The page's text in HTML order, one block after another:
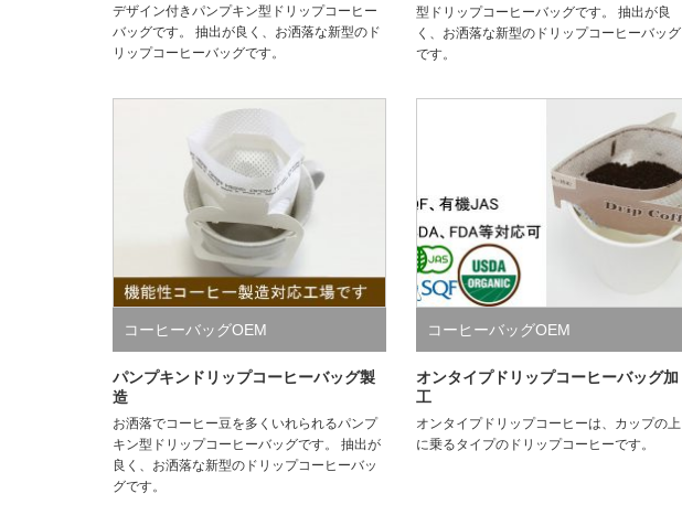
デザイン付きパンプキン型ドリップコーヒー
バッグです。 抽出が良く、お洒落な新型のド
リップコーヒーバッグです。
型ドリップコーヒーバッグです。 抽出が良
く、お洒落な新型のドリップコーヒーバッグ
です。
コーヒーバッグOEM
パンプキンドリップコーヒーバッグ製
造
お洒落でコーヒー豆を多くいれられるパンプ
キン型ドリップコーヒーバッグです。 抽出が
良く、お洒落な新型のドリップコーヒーバッ
グです。
コーヒーバッグOEM
オンタイプドリップコーヒーバッグ加
工
オンタイプドリップコーヒーは、カップの上
に乗るタイプのドリップコーヒーです。